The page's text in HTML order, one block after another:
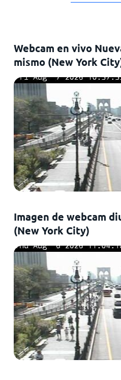
Webcam en vivo
mismo (New York
Imagen de webcam
(New York City)